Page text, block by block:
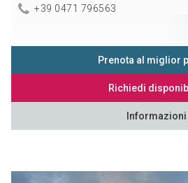
+39 0471 796563
Prenota al miglior
Richiedi
Informazioni